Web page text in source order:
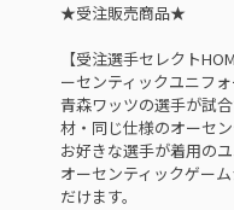
★受注販売商品★
【受注選手セレクト
ーセンティックユニフ
青森ワッツの選手が試
材・同じ仕様のオーセ
お好きな選手が着用の
オーセンティックゲー
だけます。